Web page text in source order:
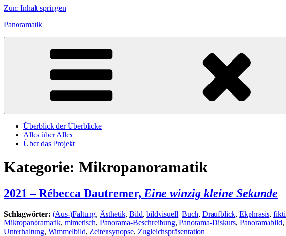
Zum Inhalt springen
Panoramatik
Überblick der Überblicke
Alles über Alles
Über das Projekt
Kategorie: Mikropanoramatik
2021 – Rébecca Dautremer, Eine winzig kleine Sekunde
Schlagwörter: (Aus-)Faltung, Ästhetik, Bild, bildvisuell, Buch, Draufblick, Ekphrasis,
Mikropanoramatik, mimetisch, Panorama-Beschreibung, Panorama-Diskurs, Panoramabild,
Unterhaltung, Wimmelbild, Zeitensynopse, Zugleichspräsentation